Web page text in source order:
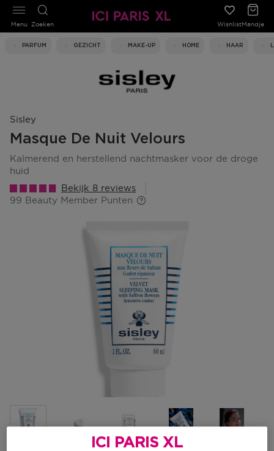
Zoeken WishlistMandje
PARFUM GEZICHT MAKE-UP HOME HAAR
Menu
Sisley
Masque De Nuit Velours
kalmerend en herstellend nachtmasker voor de droge
huid
Bekijk 8 reviews
99 Beauty Member Punten
ICI PARIS XL